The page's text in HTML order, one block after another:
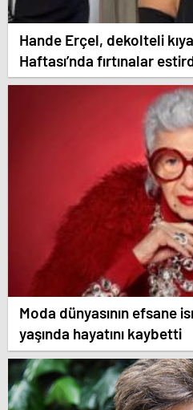
Hande Erçel, dekolteli
Haftası’nda fırtınalar
Moda dünyasının efsane
yaşında hayatını kaybetti